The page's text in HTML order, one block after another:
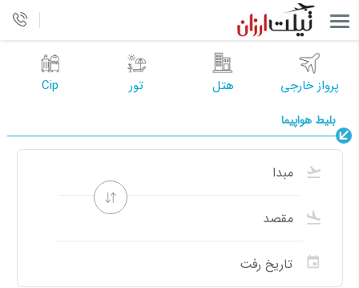
پرواز خارجی هتل تور Cip
بلیط هواپیما